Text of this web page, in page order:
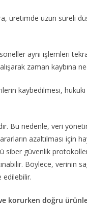
üretimde uzun süreli
aynı işlemleri
zaman kaybına
kaybedilmesi,
Bu nedenle, veri
azaltılması için
siber güvenlik
Böylece, verinin
edilebilir.
korurken doğru